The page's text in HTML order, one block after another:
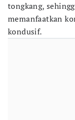
tongkang,
memanfaatkan
kondusif.